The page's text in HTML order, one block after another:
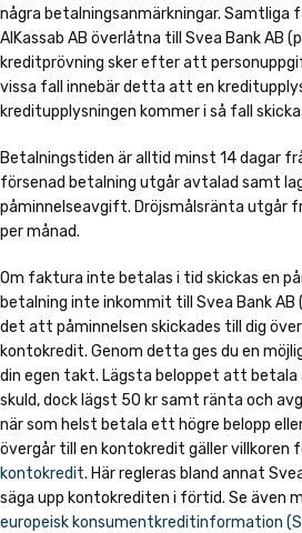
några betalningsanmärkningar. Samtliga
AlKassab AB överlåtna till Svea Bank AB
kreditprövning sker efter att
vissa fall innebär detta att en
kreditupplysningen kommer i så fall
Betalningstiden är alltid minst 14 dagar
försenad betalning utgår avtalad samt
påminnelseavgift. Dröjsmålsränta utgår
per månad.
Om faktura inte betalas i tid skickas en
betalning inte inkommit till Svea Bank AB
det att påminnelsen skickades till dig
kontokredit. Genom detta ges du en
din egen takt. Lägsta beloppet att betala
skuld, dock lägst 50 kr samt ränta och
när som helst betala ett högre belopp
övergår till en kontokredit gäller villkoren
kontokredit. Här regleras bland annat
säga upp kontokrediten i förtid. Se även
europeisk konsumentkreditinformation